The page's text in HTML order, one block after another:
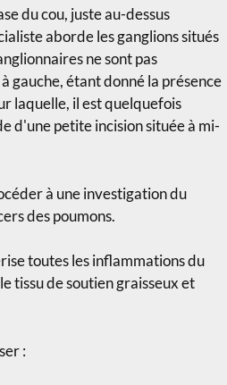
du cou, juste au-dessus
aborde les ganglions situés
ne sont pas
gauche, étant donné la présence
laquelle, il est quelquefois
d'une petite incision située à mi-
à une investigation du
des poumons.
toutes les inflammations du
tissu de soutien graisseux et
: